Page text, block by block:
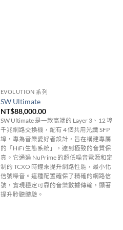
EVOLUTION 系列
SW Ultimate
NT$88,000.00
SW Ultimate 是一款高端的 Layer 3、12 埠
千兆網路交換機，配有 4 個共用光纖 SFP
埠，專為音樂愛好者設計，旨在構建專屬
的「HiFi 生態系統」，達到極致的音質保
真。它通過 NuPrime 的超低噪音電源和定
制的 TCXO 時鐘來提升網路性能，最小化
信號噪音。這種配置確保了精確的網路信
號，實現穩定可靠的音樂數據傳輸，顯著
提升聆聽體驗。